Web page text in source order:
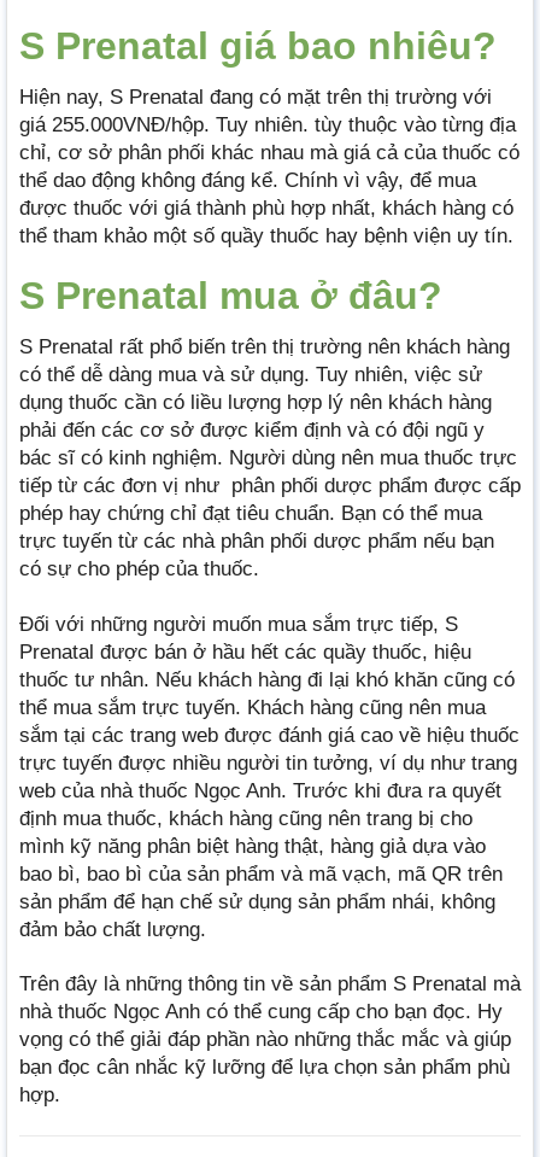
S Prenatal giá bao nhiêu?
Hiện nay, S Prenatal đang có mặt trên thị trường với
giá 255.000VNĐ/hộp. Tuy nhiên. tùy thuộc vào từng địa
chỉ, cơ sở phân phối khác nhau mà giá cả của thuốc có
thể dao động không đáng kể. Chính vì vậy, để mua
được thuốc với giá thành phù hợp nhất, khách hàng có
thể tham khảo một số quầy thuốc hay bệnh viện uy tín.
S Prenatal mua ở đâu?
S Prenatal rất phổ biến trên thị trường nên khách hàng
có thể dễ dàng mua và sử dụng. Tuy nhiên, việc sử
dụng thuốc cần có liều lượng hợp lý nên khách hàng
phải đến các cơ sở được kiểm định và có đội ngũ y
bác sĩ có kinh nghiệm. Người dùng nên mua thuốc trực
tiếp từ các đơn vị như phân phối dược phẩm được cấp
phép hay chứng chỉ đạt tiêu chuẩn. Bạn có thể mua
trực tuyến từ các nhà phân phối dược phẩm nếu bạn
có sự cho phép của thuốc.
Đối với những người muốn mua sắm trực tiếp, S
Prenatal được bán ở hầu hết các quầy thuốc, hiệu
thuốc tư nhân. Nếu khách hàng đi lại khó khăn cũng có
thể mua sắm trực tuyến. Khách hàng cũng nên mua
sắm tại các trang web được đánh giá cao về hiệu thuốc
trực tuyến được nhiều người tin tưởng, ví dụ như trang
web của nhà thuốc Ngọc Anh. Trước khi đưa ra quyết
định mua thuốc, khách hàng cũng nên trang bị cho
mình kỹ năng phân biệt hàng thật, hàng giả dựa vào
bao bì, bao bì của sản phẩm và mã vạch, mã QR trên
sản phẩm để hạn chế sử dụng sản phẩm nhái, không
đảm bảo chất lượng.
Trên đây là những thông tin về sản phẩm S Prenatal mà
nhà thuốc Ngọc Anh có thể cung cấp cho bạn đọc. Hy
vọng có thể giải đáp phần nào những thắc mắc và giúp
bạn đọc cân nhắc kỹ lưỡng để lựa chọn sản phẩm phù
hợp.